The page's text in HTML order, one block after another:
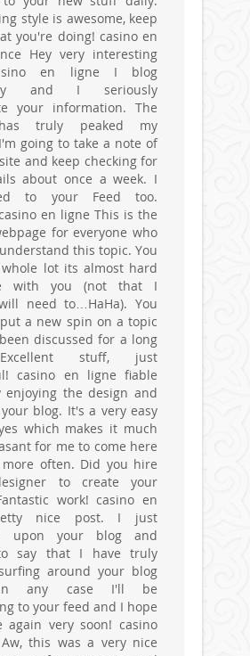
style is awesome, keep
you're doing! casino en
Hey very interesting
en ligne I blog
and I seriously
your information. The
truly peaked my
going to take a note of
and keep checking for
about once a week. I
to your Feed too.
en ligne This is the
for everyone who
this topic. You
lot its almost hard
with you (not that I
need to…HaHa). You
a new spin on a topic
discussed for a long
stuff, just
casino en ligne fiable
enjoying the design and
blog. It's a very easy
which makes it much
for me to come here
often. Did you hire
to create your
work! casino en
nice post. I just
upon your blog and
say that I have truly
around your blog
any case I'll be
to your feed and I hope
again very soon! casino
this was a very nice